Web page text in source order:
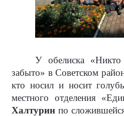
У обелиска
забыто» в Советском
кто носил и носит
местного отделения
Халтурин по